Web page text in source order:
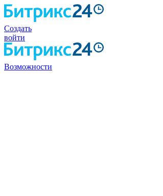
Создать
войти
Возможности